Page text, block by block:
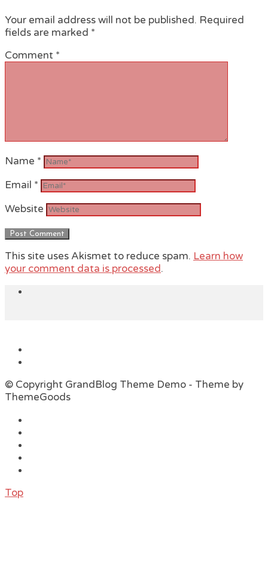
Your email address will not be published. Required
fields are marked *
Comment *
Name *
Email *
Website
This site uses Akismet to reduce spam. Learn how
your comment data is processed.
© Copyright GrandBlog Theme Demo - Theme by
ThemeGoods
Top